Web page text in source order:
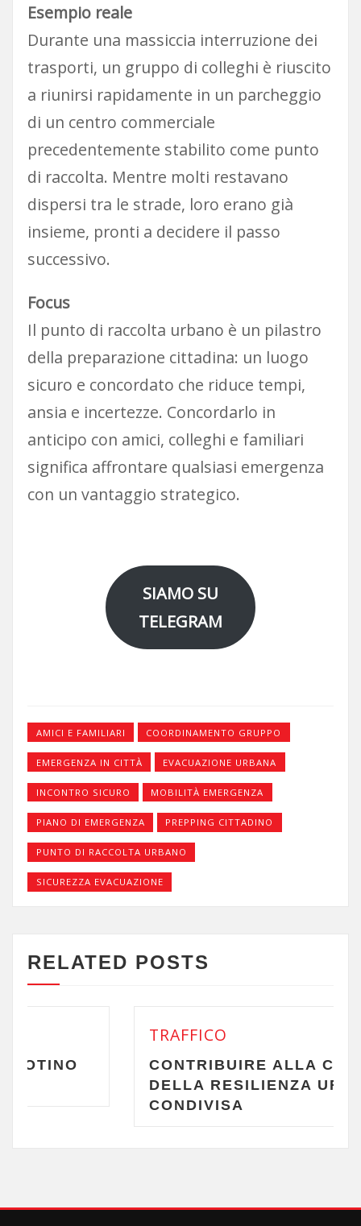
Esempio reale
Durante una massiccia interruzione dei
trasporti, un gruppo di colleghi è riuscito
a riunirsi rapidamente in un parcheggio
di un centro commerciale
precedentemente stabilito come punto
di raccolta. Mentre molti restavano
dispersi tra le strade, loro erano già
insieme, pronti a decidere il passo
successivo.
Focus
Il punto di raccolta urbano è un pilastro
della preparazione cittadina: un luogo
sicuro e concordato che riduce tempi,
ansia e incertezze. Concordarlo in
anticipo con amici, colleghi e familiari
significa affrontare qualsiasi emergenza
con un vantaggio strategico.
SIAMO SU
TELEGRAM
AMICI E FAMILIARI COORDINAMENTO GRUPPO
EMERGENZA IN CITTÀ EVACUAZIONE URBANA
INCONTRO SICURO MOBILITÀ EMERGENZA
PIANO DI EMERGENZA PREPPING CITTADINO
PUNTO DI RACCOLTA URBANO
SICUREZZA EVACUAZIONE
RELATED POSTS
TRAFFICO
CONTRIBUIRE ALLA CULTURA
DELLA RESILIENZA URBANA
CONDIVISA